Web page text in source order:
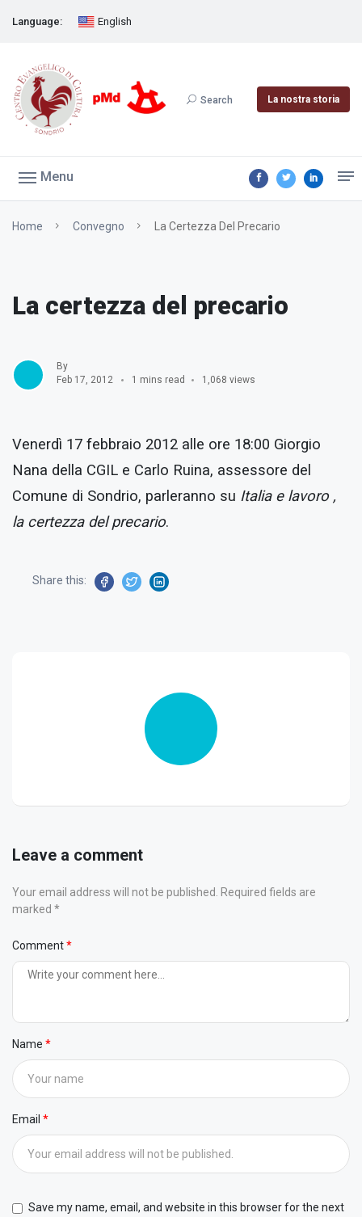
Language: English
Search La nostra storia
Menu
Home Convegno La Certezza Del Precario
La certezza del precario
By
Feb 17, 2012
1 mins read 1,068 views
Venerdì 17 febbraio 2012 alle ore 18:00 Giorgio
Nana della CGIL e Carlo Ruina, assessore del
Comune di Sondrio, parleranno su Italia e lavoro ,
la certezza del precario.
Share this:
Leave a comment
Your email address will not be published. Required fields are
marked *
Comment
Name
Email
Save my name, email, and website in this browser for the next